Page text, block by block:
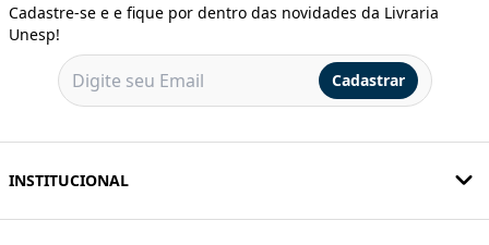
Cadastre-se e e fique por dentro das novidades da Livraria
Unesp!
Cadastrar
INSTITUCIONAL